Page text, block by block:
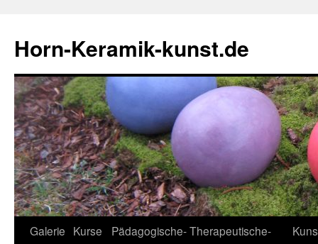
Horn-Keramik-kunst.de
Zum
Galerie Kurse
Pädagogische- Therapeutische-